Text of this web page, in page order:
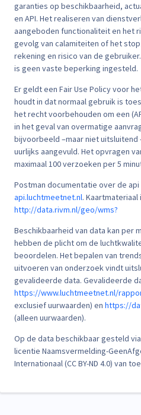
garanties op beschikbaarheid,
en API. Het realiseren van
aangeboden functionaliteit en het
gevolg van calamiteiten of het
rekening en risico van de
is geen vaste beperking ingesteld.
Er geldt een Fair Use Policy voor
houdt in dat normaal gebruik is
het recht voorbehouden om een
in het geval van overmatige
bijvoorbeeld –maar niet uitsluitend
uurlijks aangevuld. Het opvragen
maximaal 100 verzoeken per 5
Postman documentatie over de
api.luchtmeetnet.nl.
http://data.rivm.nl/geo/wms?
Beschikbaarheid van data kan per
hebben de plicht om de
beoordelen. Het bepalen van
uitvoeren van onderzoek vindt
gevalideerde data. Gevalideerde
https://www.luchtmeetnet.nl/
exclusief uurwaarden) en https://
(alleen uurwaarden).
Op de data beschikbaar gesteld
licentie Naamsvermelding-
Internationaal (CC BY-ND 4.0) van